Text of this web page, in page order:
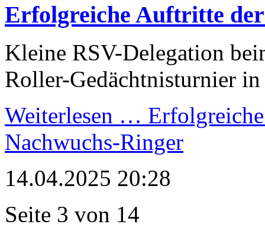
Erfolgreiche Auftritte
Kleine RSV-Delegation
Roller-Gedächtnisturnier
Weiterlesen …
Nachwuchs-Ringer
14.04.2025 20:28
Seite 3 von 14